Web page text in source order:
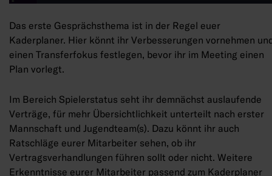
Das erste Gesprächsthema ist in der Regel euer
Kaderplaner. Hier könnt ihr Verbesserungen vornehmen
einen Transferfokus festlegen, bevor ihr im Meeting einen
Plan vorlegt.
Im Bereich Spielerstatus seht ihr demnächst auslaufende
Verträge, für mehr Übersichtlichkeit unterteilt nach erster
Mannschaft und Jugendteam(s). Dazu könnt ihr auch
Ratschläge eurer Mitarbeiter sehen, ob ihr
Vertragsverhandlungen führen sollt oder nicht. Weitere
Erkenntnisse eurer Mitarbeiter passend zum Kaderplaner